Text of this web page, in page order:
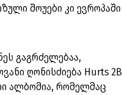
შოუები კი ევროპაში
გაგრძელებაა,
ღონისძიება Hurts 2B
ალბომია, რომელმაც